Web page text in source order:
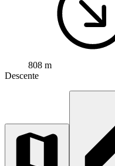
808 m
Descente